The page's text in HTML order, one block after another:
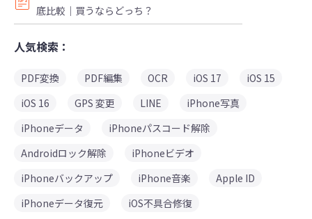
底比較｜買うならどっち？
人気検索：
PDF変換 PDF編集 OCR iOS 17
iOS 15
iOS 16
GPS 変更 LINE
iPhone写真
iPhoneデータ
iPhoneパスコード解除
Androidロック解除
iPhoneビデオ
iPhoneバックアップ
iPhone音楽
Apple ID
iPhoneデータ復元
iOS不具合修復